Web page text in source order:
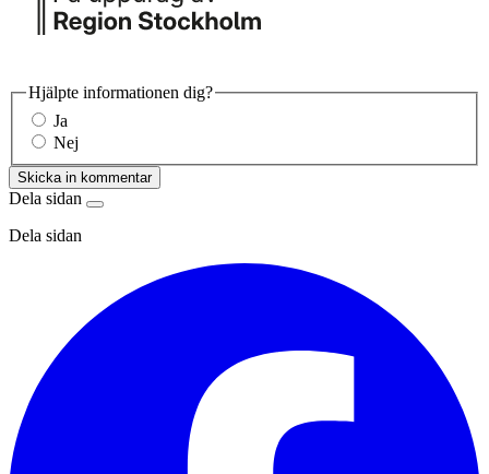
Hjälpte informationen dig?
Ja
Nej
Skicka in kommentar
Dela sidan
Dela sidan